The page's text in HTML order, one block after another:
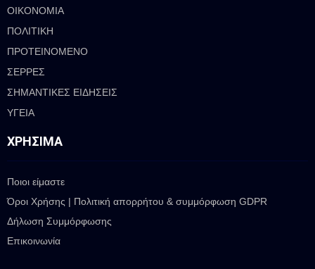
ΟΙΚΟΝΟΜΙΑ
ΠΟΛΙΤΙΚΗ
ΠΡΟΤΕΙΝΟΜΕΝΟ
ΣΕΡΡΕΣ
ΣΗΜΑΝΤΙΚΕΣ ΕΙΔΗΣΕΙΣ
ΥΓΕΙΑ
ΧΡΉΣΙΜΑ
Ποιοι είμαστε
Όροι Χρήσης | Πολιτική απορρήτου & συμμόρφωση GDPR
Δήλωση Συμμόρφωσης
Επικοινωνία